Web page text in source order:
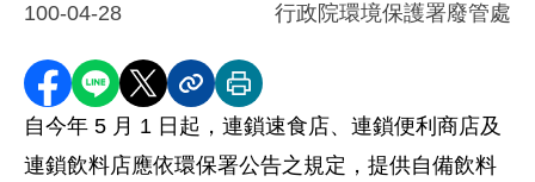
100-04-28 行政院環境保護署廢管處
分享至 Facebook
分享到 LINE
分享到 X分享內容連結
列印本頁
自今年 5 月 1 日起，連鎖速食店、連鎖便利商店及
連鎖飲料店應依環保署公告之規定，提供自備飲料